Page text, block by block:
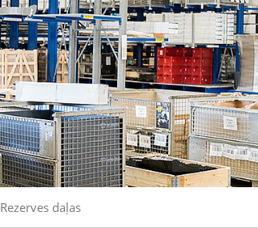
Rezerves daļas